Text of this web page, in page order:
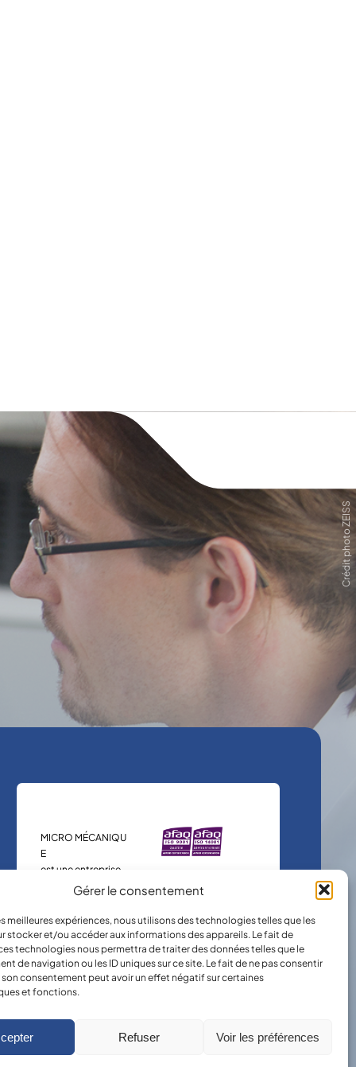
Gérer le consentement
meilleures expériences, nous utilisons des technologies telles que les
stocker et/ou accéder aux informations des appareils. Le fait de
technologies nous permettra de traiter des données telles que le
de navigation ou les ID uniques sur ce site. Le fait de ne pas consentir
son consentement peut avoir un effet négatif sur certaines
et fonctions.
Refuser Voir les préférences
MICRO MÉCANIQU
E
est une entreprise
certifiée.
Crédit photo ZEISS